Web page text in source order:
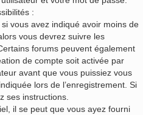
:
vous avez indiqué avoir moins de
vous devrez suivre les
forums peuvent également
de compte soit activée par
avant que vous puissiez vous
lors de l’enregistrement. Si
ses instructions.
il se peut que vous ayez fourni